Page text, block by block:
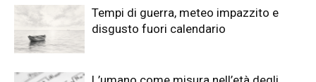
Tempi di guerra, meteo impazzito e
disgusto fuori calendario